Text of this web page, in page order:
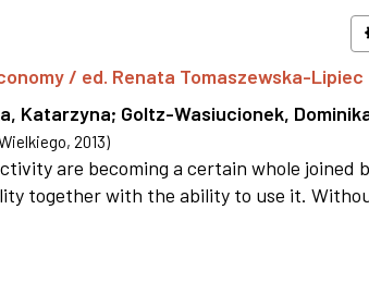
/ ed. Renata Tomaszewska-Lipiec
Katarzyna; Goltz-Wasiucionek,
, 2013)
are becoming a certain whole joined
together with the ability to use it.